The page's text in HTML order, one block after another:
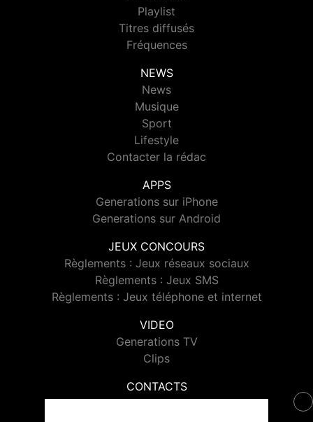
Playlist
Titres diffusés
Fréquences
NEWS
News
Musique
Sport
Lifestyle
Contacter la rédac
APPS
Generations sur iPhone
Generations sur Android
JEUX CONCOURS
Règlements : Jeux réseaux sociaux
Règlements : Jeux SMS
Règlements : Jeux téléphone et internet
VIDEO
Generations TV
Clips
CONTACTS
Contacter Generations